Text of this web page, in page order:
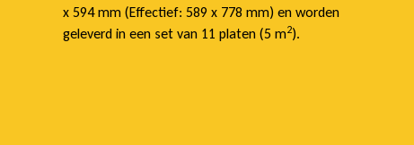
x 594 mm (Effectief: 589 x 778 mm) en worden
geleverd in een set van 11 platen (5 m2).